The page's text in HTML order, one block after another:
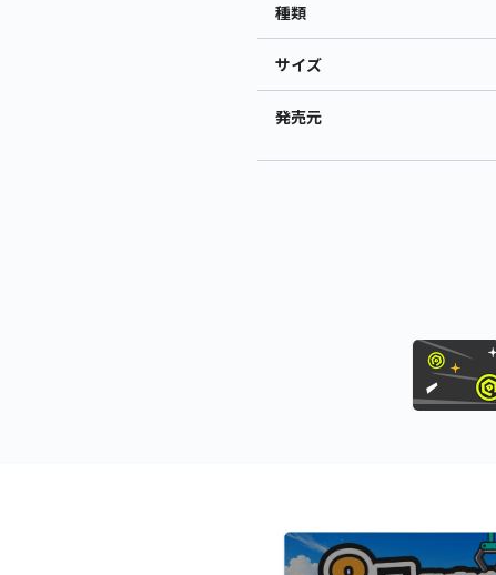
種類
サイズ
発売元